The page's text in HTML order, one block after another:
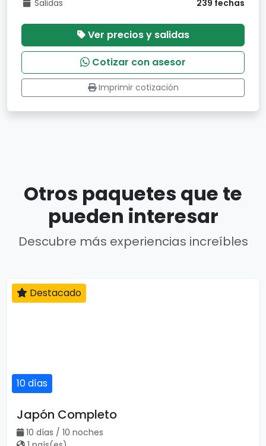
Salidas
239 fechas
Ver precios y salidas
Cotizar con asesor
Imprimir cotización
Otros paquetes que te
pueden interesar
Descubre más experiencias increíbles
10 días
Destacado
Japón Completo
10 días / 10 noches